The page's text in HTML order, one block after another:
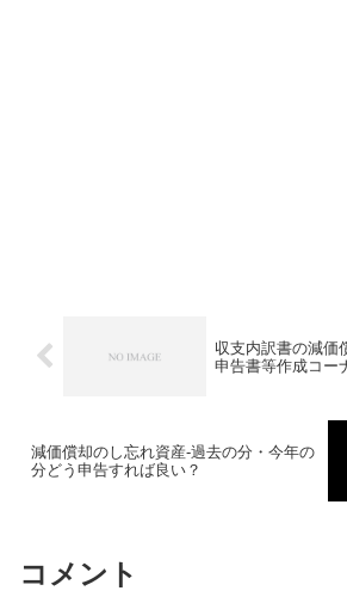
収支内訳書の減価
申告書等作成コー
減価償却のし忘れ資産-過去の分・今年の
分どう申告すれば良い？
コメント